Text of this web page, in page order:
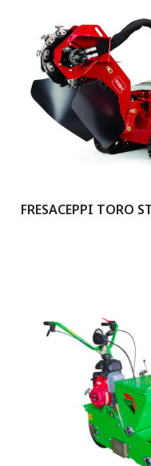
FRESACEPPI TORO